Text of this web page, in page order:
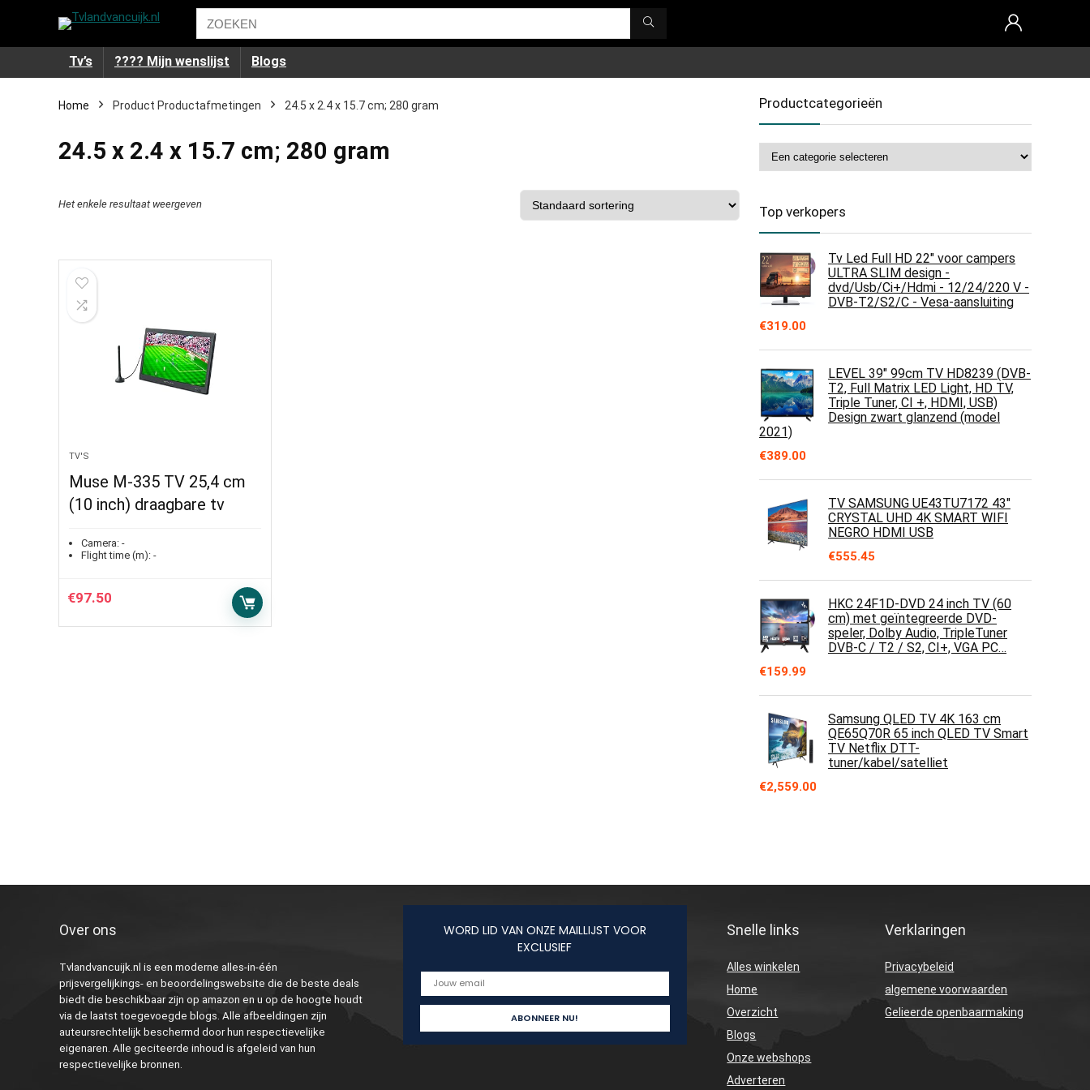
Tv’s ???? Mijn wenslijst Blogs
Home Product Productafmetingen ‎24.5 x 2.4 x 15.7 cm; 280 gram
‎24.5 x 2.4 x 15.7 cm; 280 gram
Het enkele resultaat weergeven
TV'S
Muse M-335 TV 25,4 cm
(10 inch) draagbare tv
Camera: -
Flight time (m): -
€97.50
Productcategorieën
Top verkopers
Tv Led Full HD 22" voor campers
ULTRA SLIM design -
dvd/Usb/Ci+/Hdmi - 12/24/220 V -
DVB-T2/S2/C - Vesa-aansluiting
€319.00
LEVEL 39" 99cm TV HD8239 (DVB-
T2, Full Matrix LED Light, HD TV,
Triple Tuner, CI +, HDMI, USB)
Design zwart glanzend (model
2021)
€389.00
TV SAMSUNG UE43TU7172 43"
CRYSTAL UHD 4K SMART WIFI
NEGRO HDMI USB
€555.45
HKC 24F1D-DVD 24 inch TV (60
cm) met geïntegreerde DVD-
speler, Dolby Audio, TripleTuner
DVB-C / T2 / S2, CI+, VGA PC…
€159.99
Samsung QLED TV 4K 163 cm
QE65Q70R 65 inch QLED TV Smart
TV Netflix DTT-
tuner/kabel/satelliet
€2,559.00
Over ons
Tvlandvancuijk.nl is een moderne alles-in-één
prijsvergelijkings- en beoordelingswebsite die de beste deals
biedt die beschikbaar zijn op amazon en u op de hoogte houdt
via de laatst toegevoegde blogs. Alle afbeeldingen zijn
auteursrechtelijk beschermd door hun respectievelijke
eigenaren. Alle geciteerde inhoud is afgeleid van hun
respectievelijke bronnen.
WORD LID VAN ONZE MAILLIJST VOOR
EXCLUSIEF
Snelle links
Alles winkelen
Home
Overzicht
Blogs
Onze webshops
Adverteren
Verklaringen
Privacybeleid
algemene voorwaarden
Gelieerde openbaarmaking